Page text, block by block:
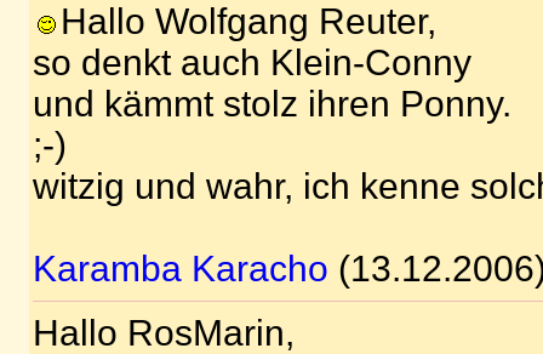
Hallo Wolfgang Reuter,
so denkt auch Klein-Conny
und kämmt stolz ihren Ponny.
;-)
witzig und wahr, ich kenne
Karamba Karacho
Hallo RosMarin,